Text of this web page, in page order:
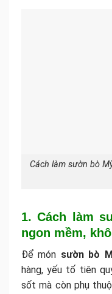
Cách làm sườn bò
1. Cách làm
ngon mềm,
Để món sườn bò
hàng, yếu tố tiên
sốt mà còn phụ